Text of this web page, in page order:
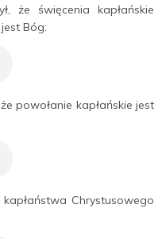
że święcenia kapłańskie
Bóg:
powołanie kapłańskie jest
kapłaństwa Chrystusowego